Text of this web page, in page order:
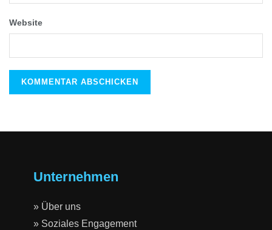
Website
Unternehmen
» Über uns
» Soziales Engagement